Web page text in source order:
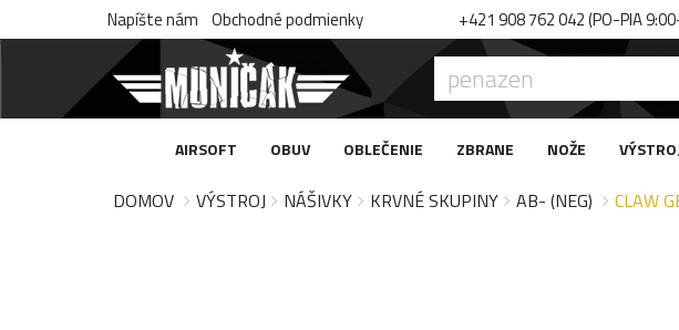
Napíšte nám Obchodné podmienky +421 908 762 042 (PO-PIA
AIRSOFT OBUV OBLEČENIE ZBRANE NOŽE
DOMOV VÝSTROJ NÁŠIVKY KRVNÉ SKUPINY AB- (NEG) CLAW